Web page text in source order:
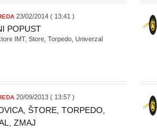
23/02/2014 ( 13:41 )
POPUST
IMT, Store, Torpedo, Univerzal
20/09/2013 ( 13:57 )
ŠTORE, TORPEDO,
ZMAJ